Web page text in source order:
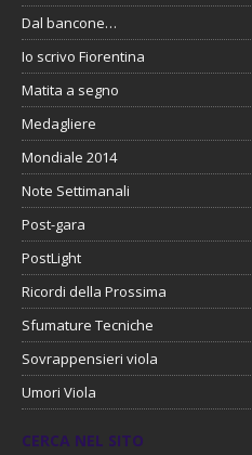
Dal bancone…
Io scrivo Fiorentina
Matita a segno
Medagliere
Mondiale 2014
Note Settimanali
Post-gara
PostLight
Ricordi della Prossima
Sfumature Tecniche
Sovrappensieri viola
Umori Viola
CERCA NEL SITO